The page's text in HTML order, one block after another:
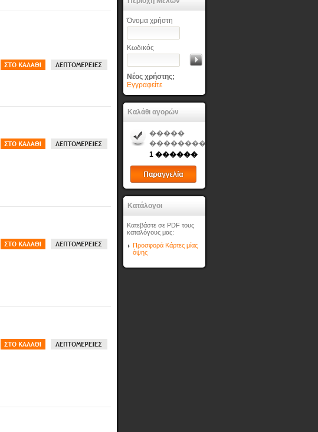
Όνομα χρήστη
Κωδικός
Νέος χρήστης;
Εγγραφείτε
Καλάθι αγορών
�����
��������
1 ������
Κατάλογοι
Κατεβάστε σε PDF τους
καταλόγους μας:
Προσφορά Κάρτες μίας
όψης